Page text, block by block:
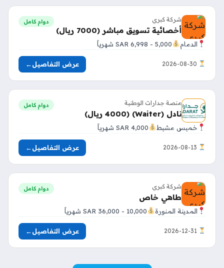
شركة كبري
أخصائية تسويق مباشر (7000 ريال)
دوام كامل
الدمام 5,000 - 6,998 SAR شهرياً
عرض التفاصيل←
منصة جدارات الوطنية
نادل (Waiter) (4000 ريال)
دوام كامل
خميس مشيط 4,000 SAR شهرياً
عرض التفاصيل←
شركة كبري
طاهي خاص
دوام كامل
المدينة المنورة 10,000 - 36,000 SAR شهرياً
عرض التفاصيل←